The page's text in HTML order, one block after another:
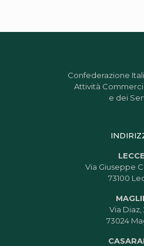
Confederazione
Attività
e dei
LECCE
Via Giuseppe
73100
Via Diaz,
73024